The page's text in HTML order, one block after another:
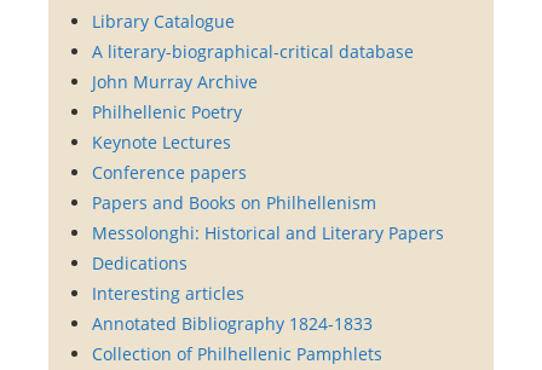
Library Catalogue
A literary-biographical-critical database
John Murray Archive
Philhellenic Poetry
Keynote Lectures
Conference papers
Papers and Books on Philhellenism
Messolonghi: Historical and Literary Papers
Dedications
Interesting articles
Annotated Bibliography 1824-1833
Collection of Philhellenic Pamphlets